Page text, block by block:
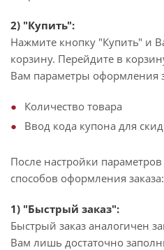
2) "Купить":
Нажмите кнопку "Купить" и
корзину. Перейдите в
Вам параметры оформления
Количество товара
Ввод кода купона для
После настройки
способов оформления заказа:
1) "Быстрый заказ":
Быстрый заказ аналогичен
Вам лишь достаточно